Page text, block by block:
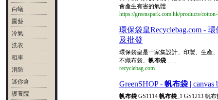
白蟻
園藝
冷氣
洗衣
租車
消防
迷你倉
護養院
會產生有害的氣體 ...
https://greenspark.com.hk/products/
環保袋皇Recyclebag.com -
及批發
環保袋皇是一家集設計、印製、生產
不織布袋、 帆布袋 ... ...
recyclebag.com
GreenSHOP - 帆布袋 | canvas
帆布袋 GS1114 帆布袋 _1 GS1213 帆